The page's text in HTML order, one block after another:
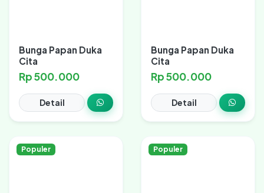
Bunga Papan Duka
Cita
Rp 500.000
Detail
Bunga Papan Duka
Cita
Rp 500.000
Detail
Populer Populer